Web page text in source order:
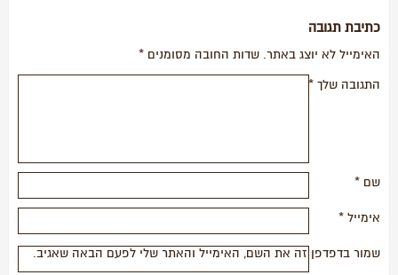
כתיבת תגובה
האימייל לא יוצג באתר. שדות החובה מסומנים *
התגובה שלך *
שם *
אימייל *
שמור בדפדפן זה את השם, האימייל והאתר שלי לפעם הבאה שאגיב.